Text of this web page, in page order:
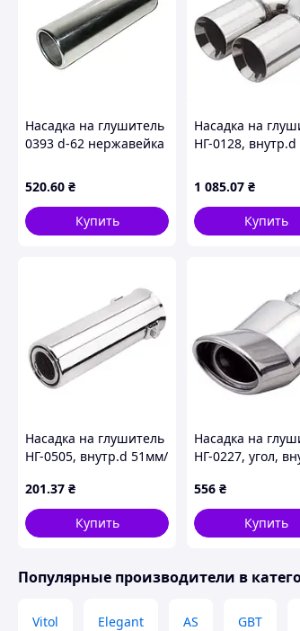
Насадка на глушитель
0393 d-62 нержавейка
520.60 ₴
Купить
Насадка на
НГ-0128,
76мм
1 085.07 ₴
Купить
Насадка на глушитель
НГ-0505, внутр.d 51мм/
51мм (00000013134)
201.37 ₴
Купить
Насадка на
НГ-0227, угол,
104*76мм
556 ₴
Купить
Популярные производители в
Vitol Elegant AS GBT